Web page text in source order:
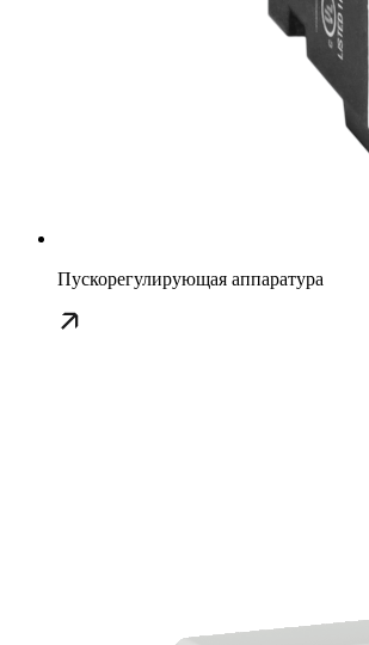
Пускорегулирующая аппаратура